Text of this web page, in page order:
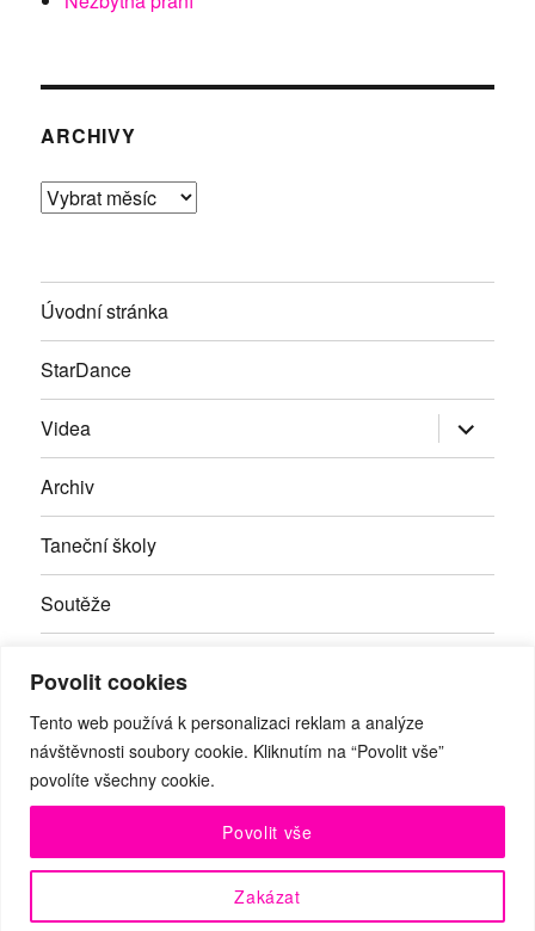
Povolit cookies
Tento web používá k personalizaci reklam a analýze
návštěvnosti soubory cookie. Kliknutím na “Povolit vše”
povolíte všechny cookie.
Zakázat
Povolit vše
ARCHIVY
Archivy
Úvodní stránka
StarDance
Videa Zobrazit
položky
Archiv
Taneční školy
Soutěže
Kontakty
Facebook
RSS Youtube
© Taneční magazín, z.s. | Branická 69/66, Braník, 147 00 Praha